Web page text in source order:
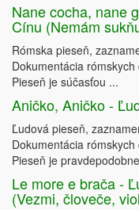
Nane cocha, nane
Cínu (Nemám
Rómska pieseň,
Dokumentácia
Pieseň je súčasťou ...
Aničko, Aničko -
Ľudová pieseň,
Dokumentácia
Pieseň je
Le more e brača -
(Vezmi, človeče,